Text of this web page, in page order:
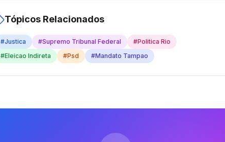
Tópicos Relacionados
#Justica #Supremo Tribunal Federal #Politica Rio
#Eleicao Indireta #Psd #Mandato Tampao